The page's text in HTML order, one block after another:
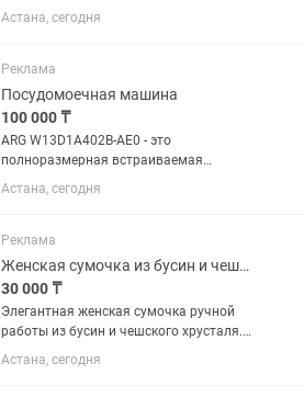
шелковистой шерстью и
выразительными глазами. Они
характером: невероятно привязаны к
человеку, активны,...
Астана, сегодня
Реклама
Посудомоечная машина
100 000 ₸
ARG W13D1A402B-AE0 - это
полноразмерная встраиваемая
посудомоечная машина, которая
станет незаменимым помощником на
эффективную и бережную мойку
посуды. † Особенности: -...
Астана, сегодня
Реклама
Женская сумочка из бусин и чешского хрусталя, ручная работа
30 000 ₸
Элегантная женская сумочка ручной
работы из бусин и чешского хрусталя.
Стильный аксессуар, который
идеально дополнит вечерний образ,
Астана, сегодня